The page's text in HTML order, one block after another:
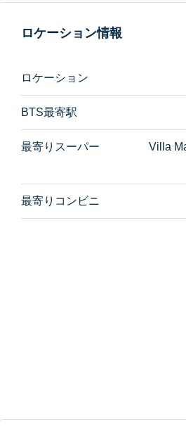
ロケーション情報
ロケーション
BTS最寄駅
最寄りスーパー
Villa
最寄りコンビニ